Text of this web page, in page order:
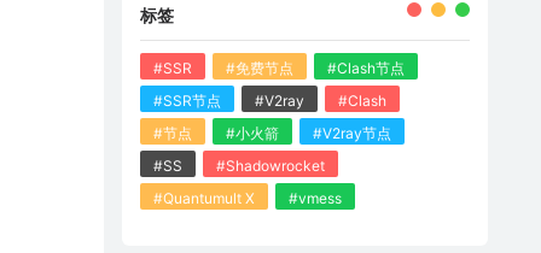
标签
#SSR #免费节点
#Clash节点
#SSR节点
#V2ray
#Clash
#节点
#小火箭
#V2ray节点
#SS
#Shadowrocket
#Quantumult X
#vmess